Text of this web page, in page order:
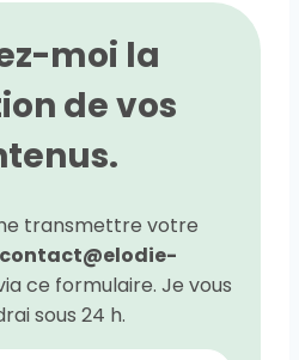
moi la
de vos
transmettre votre
contact@elodie-
ce formulaire. Je vous
sous 24 h.